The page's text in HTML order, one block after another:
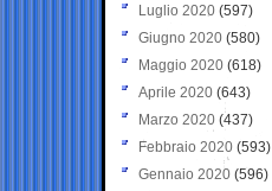
Luglio 2020 (597)
Giugno 2020 (580)
Maggio 2020 (618)
Aprile 2020 (643)
Marzo 2020 (437)
Febbraio 2020 (593)
Gennaio 2020 (596)